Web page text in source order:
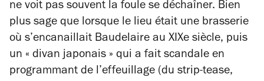
ne voit pas souvent la foule se déchaîner. Bien
plus sage que lorsque le lieu était une brasserie
où s’encanaillait Baudelaire au XIXe siècle, puis
un « divan japonais » qui a fait scandale en
programmant de l’effeuillage (du strip-tease,